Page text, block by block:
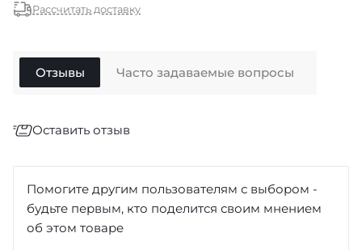
Рассчитать доставку
Отзывы
Оставить отзыв
Помогите другим пользователям с выбором -
будьте первым, кто поделится своим мнением
об этом товаре
Часто задаваемые вопросы